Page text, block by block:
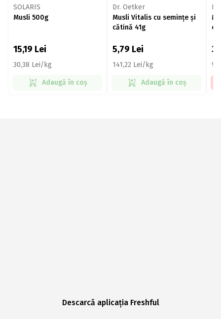
SOLARIS
Musli 500g
15,19 Lei
30,38 Lei/kg
Adaugă în coș
Dr. Oetker
Musli Vitalis cu semințe și
cătină 41g
5,79 Lei
141,22 Lei/kg
Adaugă în coș
Descarcă aplicația Freshful